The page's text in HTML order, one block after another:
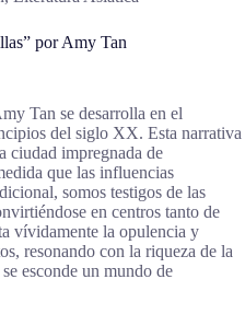
por Amy Tan
Tan se desarrolla en el
del siglo XX. Esta narrativa
ciudad impregnada de
que las influencias
somos testigos de las
en centros tanto de
vívidamente la opulencia y
resonando con la riqueza de la
esconde un mundo de